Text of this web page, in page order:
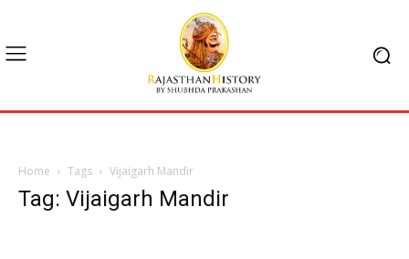
Home Tags Vijaigarh Mandir
Tag: Vijaigarh Mandir